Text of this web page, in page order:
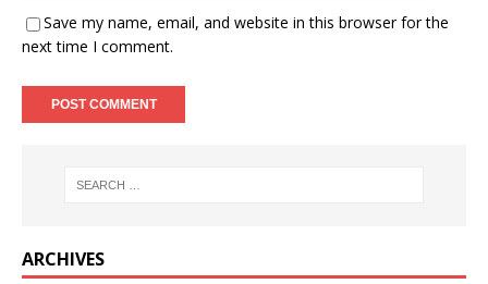
Save my name, email, and website in this browser for the
next time I comment.
ARCHIVES